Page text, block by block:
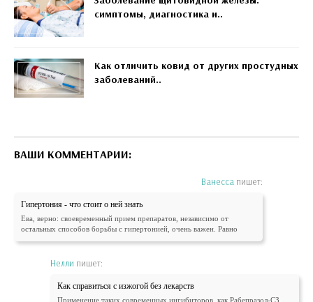
симптомы, диагностика и..
Как отличить ковид от других простудных
заболеваний..
ВАШИ КОММЕНТАРИИ:
Ванесса пишет:
Гипертония - что стоит о ней знать
Ева, верно: своевременный прием препаратов, независимо от
остальных способов борьбы с гипертонией, очень важен. Равно
Нелли пишет:
Как справиться с изжогой без лекарств
Применение таких современных ингибиторов, как Рабепразол-СЗ,